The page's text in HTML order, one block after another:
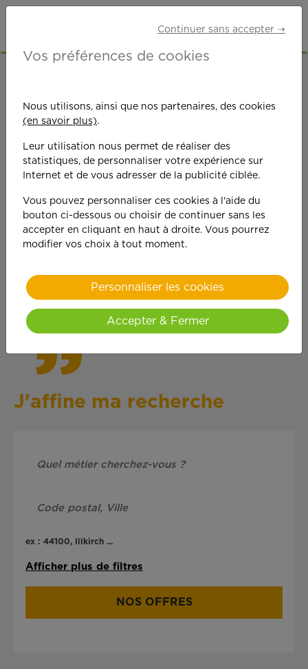
On est toujours plus
performant
quand on y met du
cœur !
J'affine ma recherche
ex : 44100, Illkirch ...
Afficher plus de filtres
NOS OFFRES
Continuer sans accepter ➝
Vos préférences de cookies
Nous utilisons, ainsi que nos partenaires, des cookies
(en savoir plus).
Leur utilisation nous permet de réaliser des
statistiques, de personnaliser votre expérience sur
Internet et de vous adresser de la publicité ciblée.
Vous pouvez personnaliser ces cookies à l'aide du
bouton ci-dessous ou choisir de continuer sans les
accepter en cliquant en haut à droite. Vous pourrez
modifier vos choix à tout moment.
Personnaliser les cookies
Accepter & Fermer